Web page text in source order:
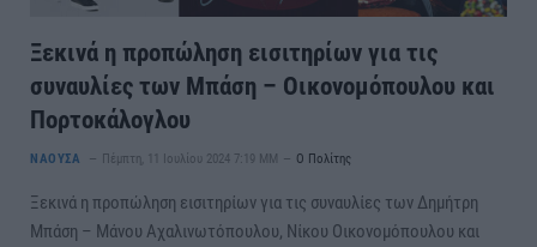
Ξεκινά η προπώληση εισιτηρίων για τις
συναυλίες των Μπάση – Οικονομόπουλου και
Πορτοκάλογλου
ΝΑΟΥΣΑ Πέμπτη, 11 Ιουλίου 2024 7:19 ΜΜ Ο Πολίτης
Ξεκινά η προπώληση εισιτηρίων για τις συναυλίες των Δημήτρη
Μπάση – Μάνου Αχαλινωτόπουλου, Νίκου Οικονομόπουλου και